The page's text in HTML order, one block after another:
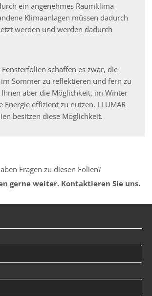
ein angenehmes Raumklima
Klimaanlagen müssen dadurch
werden und werden dadurch
schaffen es zwar, die
Sommer zu reflektieren und fern zu
aber die Möglichkeit, im Winter
Energie effizient zu nutzen. LLUMAR
besitzen diese Möglichkeit.
Fragen zu diesen Folien?
gerne weiter. Kontaktieren Sie uns.